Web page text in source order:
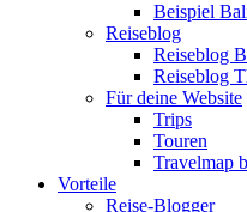
Beispiel
Reiseblog
Reiseblog
Reiseblog
Für deine Website
Trips
Touren
Travelmap
Vorteile
Reise-Blogger